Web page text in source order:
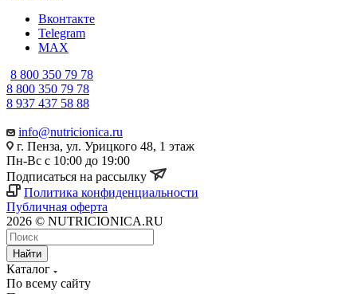
Вконтакте
Telegram
MAX
8 800 350 79 78
8 800 350 79 78
8 937 437 58 88
info@nutricionica.ru
г. Пенза, ул. Урицкого 48, 1 этаж
Пн-Вс с 10:00 до 19:00
Подписаться на рассылку
Политика конфиденциальности
Публичная оферта
2026 © NUTRICIONICA.RU
Найти
Каталог
По всему сайту